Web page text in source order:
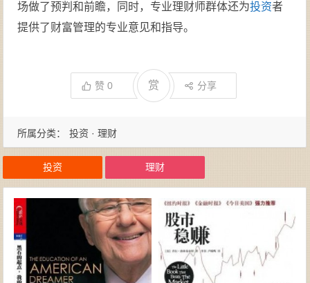
场做了预判和前瞻，同时，专业理财师群体还为投资者
提供了财富管理的专业意见和指导。
赞0 赏 分享
所属分类： 投资 · 理财
投资 理财